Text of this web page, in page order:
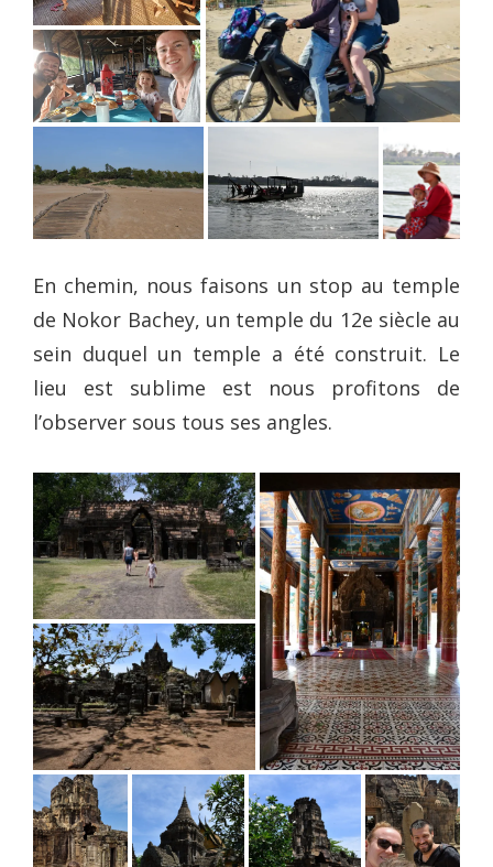
En chemin, nous faisons un stop au temple
de Nokor Bachey, un temple du 12e siècle au
sein duquel un temple a été construit. Le
lieu est sublime est nous profitons de
l’observer sous tous ses angles.